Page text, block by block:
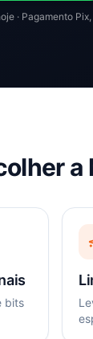
· Pagamento
a
bits